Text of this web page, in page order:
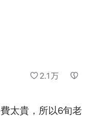
太貴，所以6旬老